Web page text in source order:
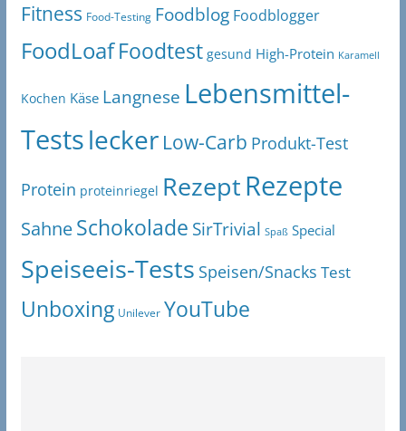
Fitness Food-Testing Foodblog Foodblogger
FoodLoaf Foodtest gesund High-Protein Karamell
Kochen Käse Langnese Lebensmittel-
Testslecker Low-Carb Produkt-Test
Protein proteinriegel RezeptRezepte
SahneSchokolade SirTrivial Spaß Special
Speiseeis-Tests Speisen/Snacks Test
Unboxing Unilever YouTube